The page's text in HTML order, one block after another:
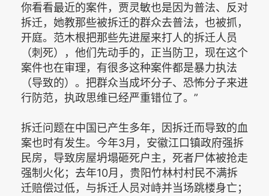
你看看最近的案件，贾灵敏也是因为普法、反对
拆迁，她教那些被拆迁的群众去普法，也被抓，
开庭。范木根把那些先进屋来打人的拆迁人员
（刺死），他们先动手的，正当防卫，现在这个
案件也在审理，有很多这种案件都是暴力执法
（导致的）。把群众当成坏分子、恐怖分子来进
行防范，执政思维已经严重错位了。”
拆迁问题在中国已产生多年，因拆迁而导致的血
案也时有发生。今年3月，安徽江口镇政府强拆
民房，导致房屋坍塌砸死户主，死者尸体被抢走
强制火化；去年10月，贵阳竹林村村民不满拆
迁赔偿过低，与拆迁人员对峙并当场跳楼身亡；